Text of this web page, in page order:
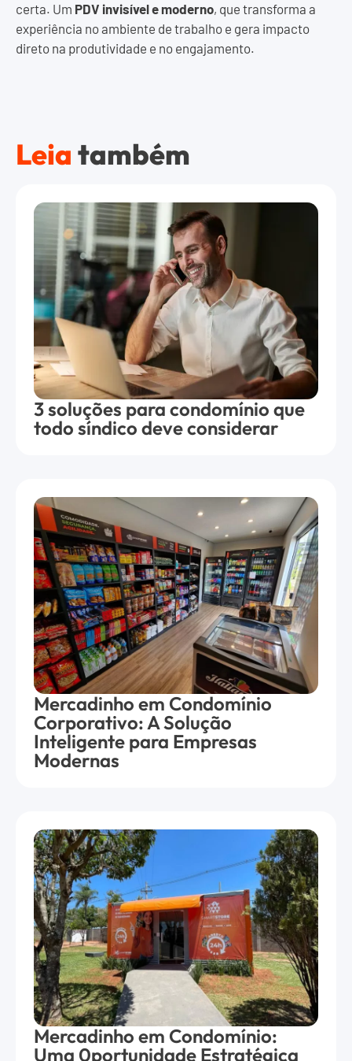
certa. Um PDV invisível e moderno, que transforma a
experiência no ambiente de trabalho e gera impacto
direto na produtividade e no engajamento.
Leia também
3 soluções para condomínio que
todo síndico deve considerar
Mercadinho em Condomínio
Corporativo: A Solução
Inteligente para Empresas
Modernas
Mercadinho em Condomínio:
Uma 0portunidade Estratégica